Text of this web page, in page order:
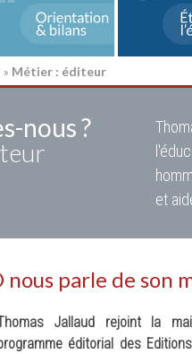
» Métier : éditeur
nous ?
et
nous parle de
Jallaud rejoint la
éditorial des